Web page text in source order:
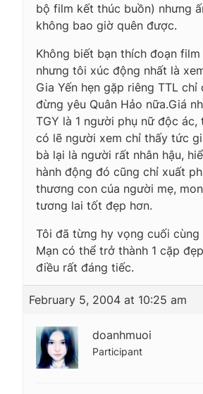
bộ film kết thúc buồn) nhưng
không bao giờ quên được.
Không biết bạn thích đoạn film
nhưng tôi xúc động nhất là
Gia Yến hẹn gặp riêng TTL chỉ
đừng yêu Quân Hảo nữa.Giá
TGY là 1 người phụ nữ độc ác,
có lẽ người xem chỉ thấy tức
bà lại là người rất nhân hậu,
hành động đó cũng chỉ xuất
thương con cúa người mẹ,
tương lai tốt đẹp hơn.
Tôi đã từng hy vọng cuối cùng
Mạn có thể trở thành 1 cặp
điều rất đáng tiếc.
February 5, 2004 at 10:25 am
doanhmuoi
Participant